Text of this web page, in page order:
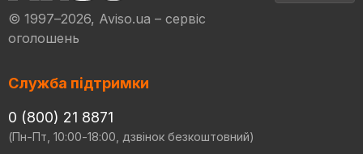
© 1997–2026, Aviso.ua – сервіс
оголошень
Служба підтримки
0 (800) 21 8871
(Пн-Пт, 10:00-18:00, дзвінок безкоштовний)